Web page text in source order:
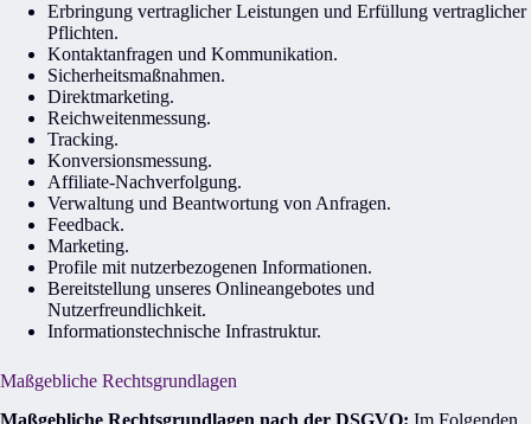
Erbringung vertraglicher Leistungen und Erfüllung vertraglicher
Pflichten.
Kontaktanfragen und Kommunikation.
Sicherheitsmaßnahmen.
Direktmarketing.
Reichweitenmessung.
Tracking.
Konversionsmessung.
Affiliate-Nachverfolgung.
Verwaltung und Beantwortung von Anfragen.
Feedback.
Marketing.
Profile mit nutzerbezogenen Informationen.
Bereitstellung unseres Onlineangebotes und
Nutzerfreundlichkeit.
Informationstechnische Infrastruktur.
Maßgebliche Rechtsgrundlagen